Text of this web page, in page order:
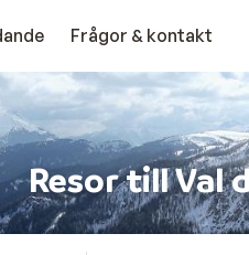
Frågor & kontakt
Resor till Val